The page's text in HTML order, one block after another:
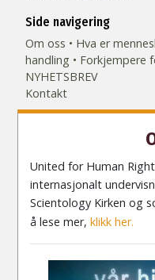
Side navigering
Om oss
Hva er
handling
Forkjempere
NYHETSBREV
Kontakt
United for Human
internasjonalt
Scientology Kirken og
å lese mer,klikk her.